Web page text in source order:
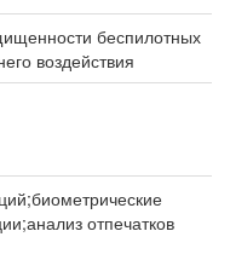
беспилотных
воздействия
отпечатков